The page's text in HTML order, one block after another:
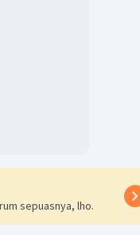
sepuasnya, lho.